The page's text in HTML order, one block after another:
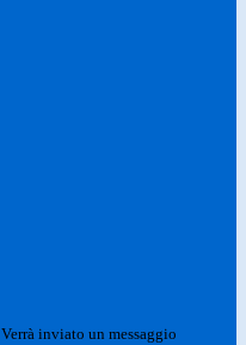
Verrà inviato un messaggio